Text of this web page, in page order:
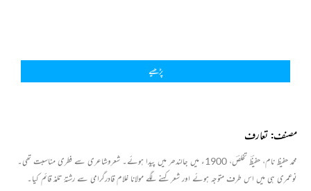
پڑھیے
مصنف: تعارف
محمد حفیظ نام، حفیظؔ تخلصؔ، 1900ء میں جالندھر میں پیدا ہوئے۔ شعروشاعری سے فطری مناسبت تھی۔
نوعمری ہی میں اس طرف متوجہ ہوئے اور شعر کہنے لگے مولانا غلام قادرگرامی سے رشتۂ تلمذ قائم کیا۔